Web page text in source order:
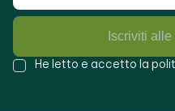
Iscriviti
He letto e accetto la